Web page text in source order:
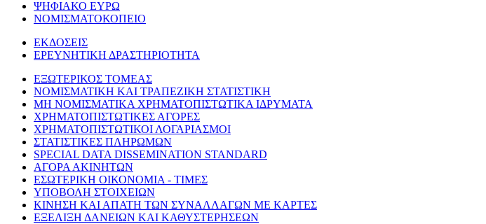
ΨΗΦΙΑΚΟ ΕΥΡΩ
ΝΟΜΙΣΜΑΤΟΚΟΠΕΙΟ
ΕΚΔΟΣΕΙΣ
ΕΡΕΥΝΗΤΙΚΗ ΔΡΑΣΤΗΡΙΟΤΗΤΑ
ΕΞΩΤΕΡΙΚΟΣ ΤΟΜΕΑΣ
ΝΟΜΙΣΜΑΤΙΚΗ ΚΑΙ ΤΡΑΠΕΖΙΚΗ ΣΤΑΤΙΣΤΙΚΗ
ΜΗ ΝΟΜΙΣΜΑΤΙΚΑ ΧΡΗΜΑΤΟΠΙΣΤΩΤΙΚΑ ΙΔΡΥΜΑΤΑ
ΧΡΗΜΑΤΟΠΙΣΤΩΤΙΚΕΣ ΑΓΟΡΕΣ
ΧΡΗΜΑΤΟΠΙΣΤΩΤΙΚΟΙ ΛΟΓΑΡΙΑΣΜΟΙ
ΣΤΑΤΙΣΤΙΚΕΣ ΠΛΗΡΩΜΩΝ
SPECIAL DATA DISSEMINATION STANDARD
ΑΓΟΡΑ ΑΚΙΝΗΤΩΝ
ΕΣΩΤΕΡΙΚΗ ΟΙΚΟΝΟΜΙΑ - ΤΙΜΕΣ
ΥΠΟΒΟΛΗ ΣΤΟΙΧΕΙΩΝ
ΚΙΝΗΣΗ ΚΑΙ ΑΠΑΤΗ ΤΩΝ ΣΥΝΑΛΛΑΓΩΝ ΜΕ ΚΑΡΤΕΣ
ΕΞΕΛΙΞΗ ΔΑΝΕΙΩΝ ΚΑΙ ΚΑΘΥΣΤΕΡΗΣΕΩΝ